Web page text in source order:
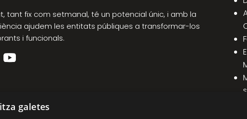
tant fix com setmanal, té un potencial únic, i amb la
ajudem les entitats públiques a transformar-los
i funcionals.
galetes